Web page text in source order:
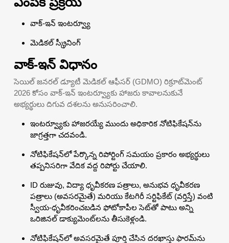
వాక్-ఇన్ ఇంటర్వ్యూ
మెడికల్ స్క్రీనింగ్
వాక్-ఇన్ విధానం
సెయిల్ జనరల్ డ్యూటీ మెడికల్ ఆఫీసర్ (GDMO) రిక్రూట్‌మెంట్
2026 కోసం వాక్-ఇన్ ఇంటర్వ్యూకు హాజరు కావాలనుకునే
అభ్యర్థులు దిగువ దశలను అనుసరించాలి.
ఇంటర్వ్యూకు హాజరయ్యే ముందు అధికారిక నోటిఫికేషన్‌ను
జాగ్రత్తగా చదవండి.
నోటిఫికేషన్‌లో పేర్కొన్న రిపోర్టింగ్ సమయం ప్రకారం అభ్యర్థులు
తప్పనిసరిగా వేదిక వద్ద రిపోర్టు చేయాలి.
ID రుజువు, విద్యా ధృవీకరణ పత్రాలు, అనుభవ ధృవీకరణ
పత్రాలు (అవసరమైతే) మరియు కేటగిరీ సర్టిఫికేట్ (వర్తిస్తే) వంటి
స్వీయ-ధృవీకరించబడిన ఫోటోకాపీల సెట్‌తో పాటు అన్ని
ఒరిజినల్ డాక్యుమెంట్‌లను తీసుకెళ్లండి.
నోటిఫికేషన్‌లో అవసరమైతే పూర్తి చేసిన దరఖాస్తు ఫారమ్‌ను